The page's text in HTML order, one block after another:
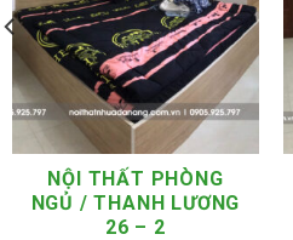
NỘI THẤT PHÒNG
NGỦ / THANH LƯƠNG
26 – 2